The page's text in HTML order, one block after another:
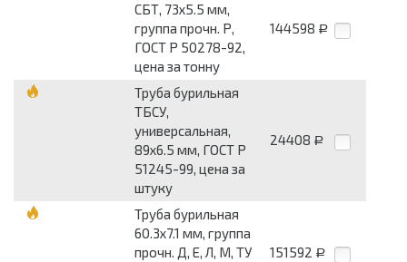
СБТ, 73х5.5 мм,
группа прочн. Р,
ГОСТ Р 50278-92,
цена за тонну
144598 Р
Труба бурильная
ТБСУ,
универсальная,
89х6.5 мм, ГОСТ Р
51245-99, цена за
штуку
24408 Р
Труба бурильная
60.3х7.1 мм, группа
прочн. Д, Е, Л, М, ТУ
151592 Р